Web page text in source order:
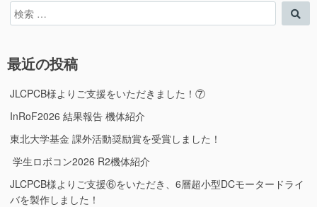
検
索
索
最近の投稿
JLCPCB様よりご支援をいただきました！⑦
InRoF2026 結果報告 機体紹介
東北大学基金 課外活動奨励賞を受賞しました！
学生ロボコン2026 R2機体紹介
JLCPCB様よりご支援⑥をいただき、6層超小型DCモータードライ
バを製作しました！